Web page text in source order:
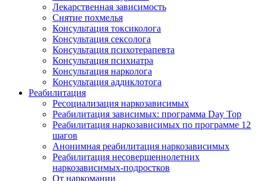
Лекарственная зависимость
Снятие похмелья
Консультация токсиколога
Консультация сексолога
Консультация психотерапевта
Консультация психиатра
Консультация нарколога
Консультация аддиклотога
Реабилитация
Ресоциализация наркозависимых
Реабилитация зависимых: программа Day Top
Реабилитация наркозависимых по программе 12
шагов
Анонимная реабилитация наркозависимых
Реабилитация несовершеннолетних
наркозависимых-подростков
От наркомании